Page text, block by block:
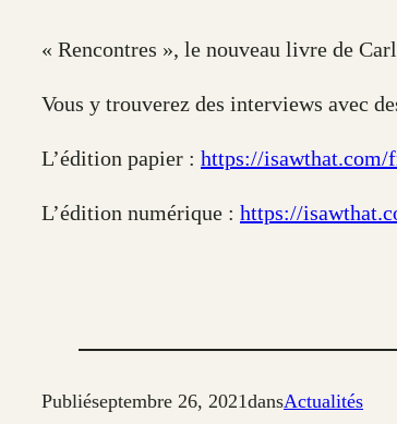
« Rencontres », le nouveau livre de
Vous y trouverez des interviews avec
L’édition papier : https://isawthat.com/
L’édition numérique : https://
Publiéseptembre 26, 2021dansActualités